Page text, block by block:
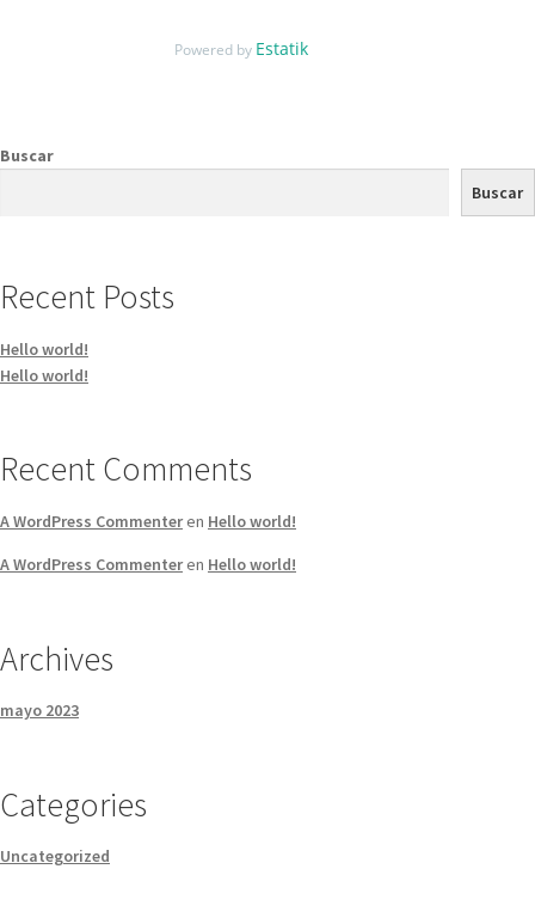
Powered by Estatik
Buscar
Buscar
Recent Posts
Hello world!
Hello world!
Recent Comments
A WordPress Commenteren Hello world!
A WordPress Commenteren Hello world!
Archives
mayo 2023
Categories
Uncategorized